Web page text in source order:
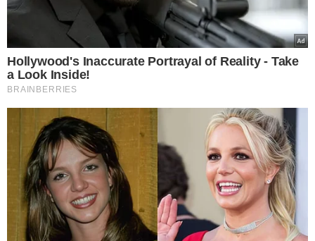
TÓPICOS
G20 SOCIAL FORÇA-TAREFA G20
TERESINA
EVENTOS DO G20
VER COMENTÁRIOS
VEJA TAMBÉM